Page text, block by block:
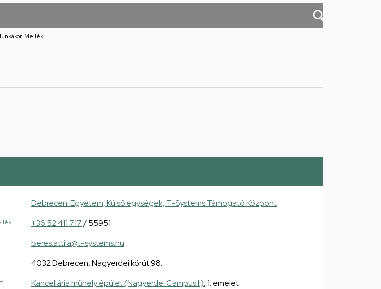
Mellék
Debreceni Egyetem, Külső egységek, T-Systems Támogató Központ
+36 52 411 717/ 55951
beres.attila@t-systems.hu
4032 Debrecen, Nagyerdei körút 98.
Kancellária műhely épület (Nagyerdei Campus I.), 1. emelet